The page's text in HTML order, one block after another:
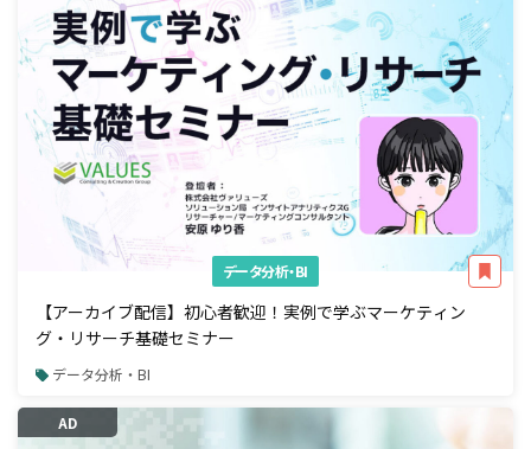
データ分析・BI
【アーカイブ配信】初心者歓迎！実例で学ぶマーケティン
グ・リサーチ基礎セミナー
データ分析・BI
AD